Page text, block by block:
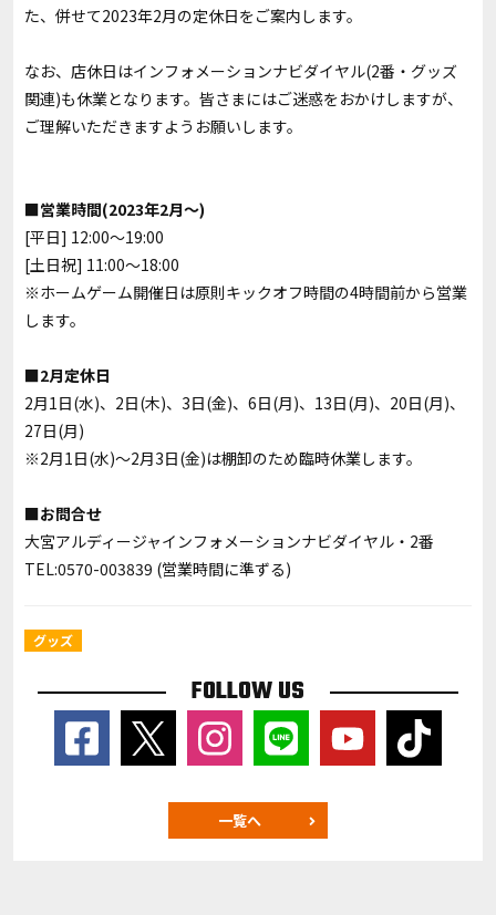
た、併せて2023年2月の定休日をご案内します。
なお、店休日はインフォメーションナビダイヤル(2番・グッズ
関連)も休業となります。皆さまにはご迷惑をおかけしますが、
ご理解いただきますようお願いします。
■営業時間(2023年2月～)
[平日] 12:00～19:00
[土日祝] 11:00～18:00
※ホームゲーム開催日は原則キックオフ時間の4時間前から営業
します。
■2月定休日
2月1日(水)、2日(木)、3日(金)、6日(月)、13日(月)、20日(月)、
27日(月)
※2月1日(水)～2月3日(金)は棚卸のため臨時休業します。
■お問合せ
大宮アルディージャインフォメーションナビダイヤル・2番
TEL:0570-003839 (営業時間に準ずる)
グッズ
FOLLOW US
一覧へ